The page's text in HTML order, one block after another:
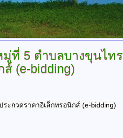
มู่ที่ 5 ตำบลบางขุนไท
(e-bidding)
ะกวดราคาอิเล็กทรอนิกส์ (e-bidding)